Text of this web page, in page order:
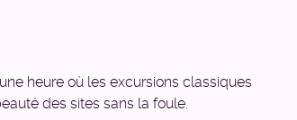
heure où les excursions classiques
des sites sans la foule.